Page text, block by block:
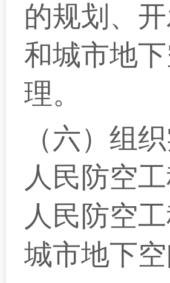
的规划、
和城市地
理。
（六）组
人民防空
人民防空
城市地下